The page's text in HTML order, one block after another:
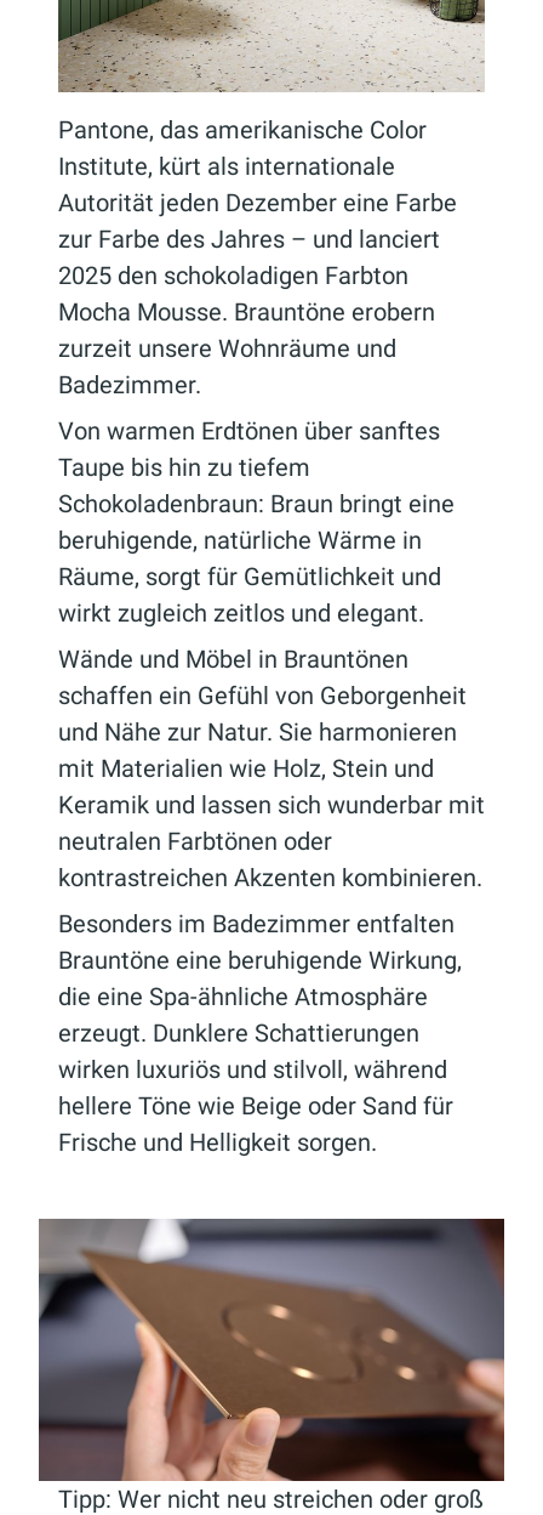
Pantone, das amerikanische Color
Institute, kürt als internationale
Autorität jeden Dezember eine Farbe
zur Farbe des Jahres – und lanciert
2025 den schokoladigen Farbton
Mocha Mousse. Brauntöne erobern
zurzeit unsere Wohnräume und
Badezimmer.
Von warmen Erdtönen über sanftes
Taupe bis hin zu tiefem
Schokoladenbraun: Braun bringt eine
beruhigende, natürliche Wärme in
Räume, sorgt für Gemütlichkeit und
wirkt zugleich zeitlos und elegant.
Wände und Möbel in Brauntönen
schaffen ein Gefühl von Geborgenheit
und Nähe zur Natur. Sie harmonieren
mit Materialien wie Holz, Stein und
Keramik und lassen sich wunderbar mit
neutralen Farbtönen oder
kontrastreichen Akzenten kombinieren.
Besonders im Badezimmer entfalten
Brauntöne eine beruhigende Wirkung,
die eine Spa-ähnliche Atmosphäre
erzeugt. Dunklere Schattierungen
wirken luxuriös und stilvoll, während
hellere Töne wie Beige oder Sand für
Frische und Helligkeit sorgen.
Tipp: Wer nicht neu streichen oder groß